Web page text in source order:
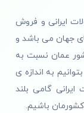
ایرانی و فروش
جهان می باشد و
عمان نسبت به
به اندازه ی
گامی بلند
باشیم.